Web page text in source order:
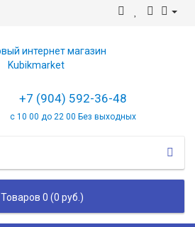
+7 (904) 592-36-48
с 10 00 до 22 00 Без выходных
Товаров 0 (0 руб.)